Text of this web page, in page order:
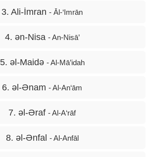
3. Ali-İmran - Āl-‘Imrān
4. ən-Nisa - An-Nisā’
5. əl-Maidə - Al-Mā’idah
6. əl-Ənam - Al-An‘ām
7. əl-Əraf - Al-A‘rāf
8. əl-Ənfal - Al-Anfāl